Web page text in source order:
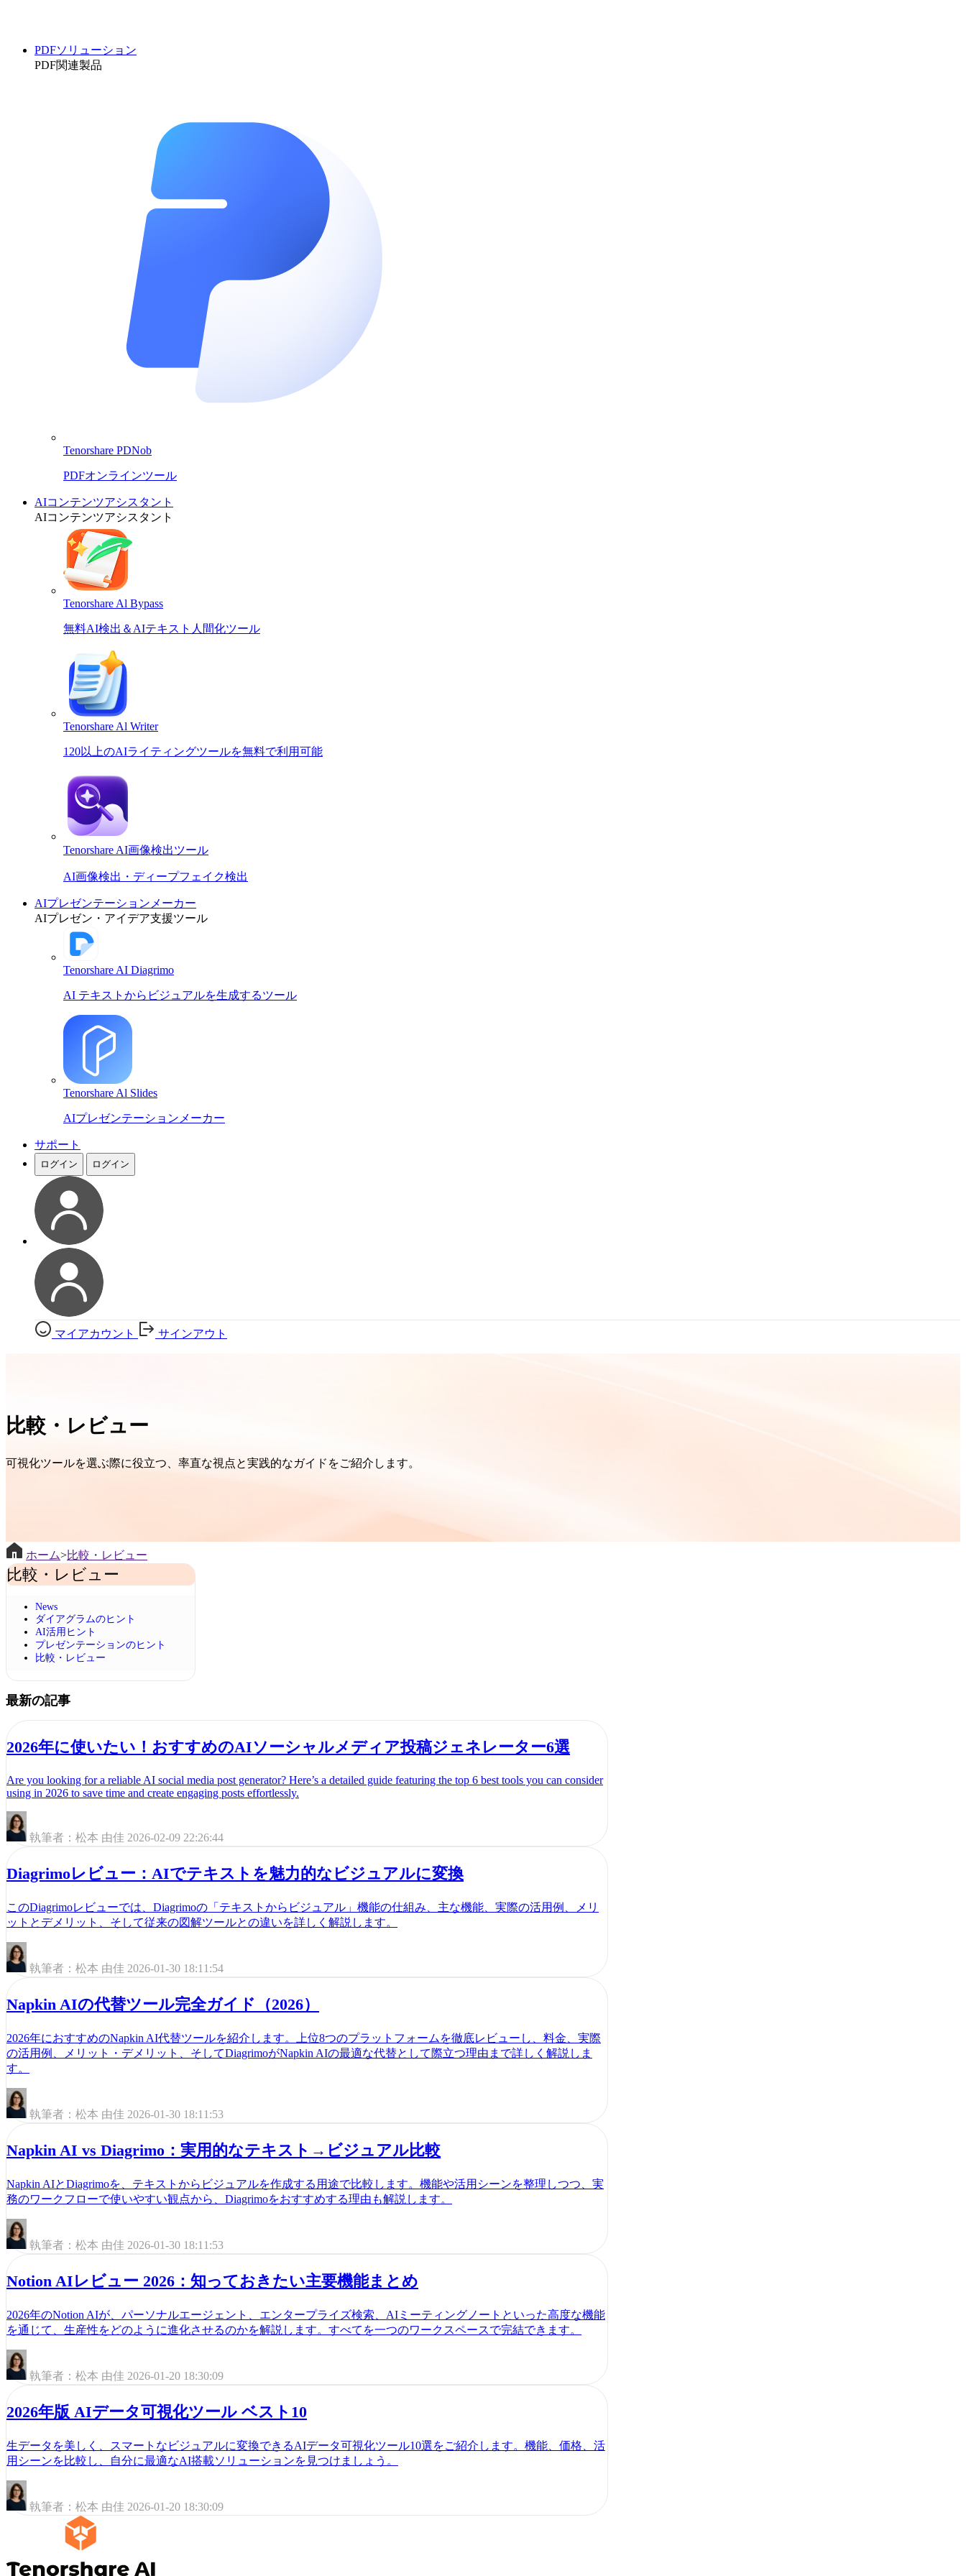
PDFソリューション
PDF関連製品
Tenorshare PDNob
PDFオンラインツール
AIコンテンツアシスタント
AIコンテンツアシスタント
Tenorshare Al Bypass
無料AI検出＆AIテキスト人間化ツール
Tenorshare Al Writer
120以上のAIライティングツールを無料で利用可能
Tenorshare AI画像検出ツール
AI画像検出・ディープフェイク検出
AIプレゼンテーションメーカー
AIプレゼン・アイデア支援ツール
Tenorshare AI Diagrimo
AI テキストからビジュアルを生成するツール
Tenorshare Al Slides
AIプレゼンテーションメーカー
サポート
ログイン ログイン
マイアカウント サインアウト
比較・レビュー
可視化ツールを選ぶ際に役立つ、率直な視点と実践的なガイドをご紹介します。
ホーム>比較・レビュー
比較・レビュー
News
ダイアグラムのヒント
AI活用ヒント
プレゼンテーションのヒント
比較・レビュー
最新の記事
2026年に使いたい！おすすめのAIソーシャルメディア投稿ジェネレーター6選
Are you looking for a reliable AI social media post generator? Here’s a detailed guide featuring the top 6 best tools you can consider
using in 2026 to save time and create engaging posts effortlessly.
執筆者：松本 由佳 2026-02-09 22:26:44
Diagrimoレビュー：AIでテキストを魅力的なビジュアルに変換
このDiagrimoレビューでは、Diagrimoの「テキストからビジュアル」機能の仕組み、主な機能、実際の活用例、メリ
ットとデメリット、そして従来の図解ツールとの違いを詳しく解説します。
執筆者：松本 由佳 2026-01-30 18:11:54
Napkin AIの代替ツール完全ガイド（2026）
2026年におすすめのNapkin AI代替ツールを紹介します。上位8つのプラットフォームを徹底レビューし、料金、実際
の活用例、メリット・デメリット、そしてDiagrimoがNapkin AIの最適な代替として際立つ理由まで詳しく解説しま
す。
執筆者：松本 由佳 2026-01-30 18:11:53
Napkin AI vs Diagrimo：実用的なテキスト→ビジュアル比較
Napkin AIとDiagrimoを、テキストからビジュアルを作成する用途で比較します。機能や活用シーンを整理しつつ、実
務のワークフローで使いやすい観点から、Diagrimoをおすすめする理由も解説します。
執筆者：松本 由佳 2026-01-30 18:11:53
Notion AIレビュー 2026：知っておきたい主要機能まとめ
2026年のNotion AIが、パーソナルエージェント、エンタープライズ検索、AIミーティングノートといった高度な機能
を通じて、生産性をどのように進化させるのかを解説します。すべてを一つのワークスペースで完結できます。
執筆者：松本 由佳 2026-01-20 18:30:09
2026年版 AIデータ可視化ツール ベスト10
生データを美しく、スマートなビジュアルに変換できるAIデータ可視化ツール10選をご紹介します。機能、価格、活
用シーンを比較し、自分に最適なAI搭載ソリューションを見つけましょう。
執筆者：松本 由佳 2026-01-20 18:30:09